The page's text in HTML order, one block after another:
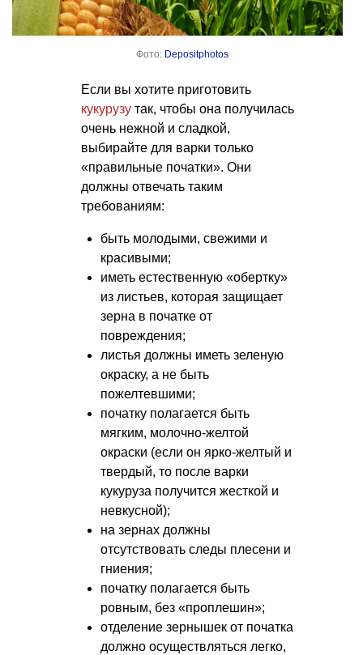
Фото: Depositphotos
Если вы хотите приготовить
кукурузу так, чтобы она получилась
очень нежной и сладкой,
выбирайте для варки только
«правильные початки». Они
должны отвечать таким
требованиям:
быть молодыми, свежими и
красивыми;
иметь естественную «обертку»
из листьев, которая защищает
зерна в початке от
повреждения;
листья должны иметь зеленую
окраску, а не быть
пожелтевшими;
початку полагается быть
мягким, молочно-желтой
окраски (если он ярко-желтый и
твердый, то после варки
кукуруза получится жесткой и
невкусной);
на зернах должны
отсутствовать следы плесени и
гниения;
початку полагается быть
ровным, без «проплешин»;
отделение зернышек от початка
должно осуществляться легко,